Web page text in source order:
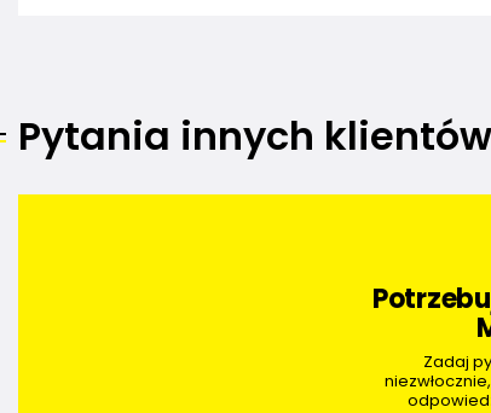
Pytania innych klientów
Zadaj